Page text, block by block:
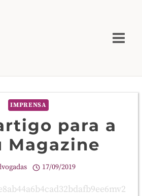
IMPRENSA
para a
Magazine
17/09/2019